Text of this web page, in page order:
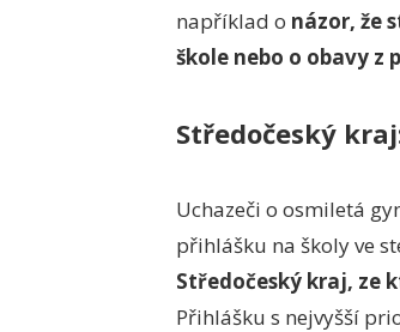
například o názor, že
škole nebo o obavy
Středočeský
Uchazeči o osmiletá
přihlášku na školy ve
Středočeský kraj, ze
Přihlášku s nejvyšší